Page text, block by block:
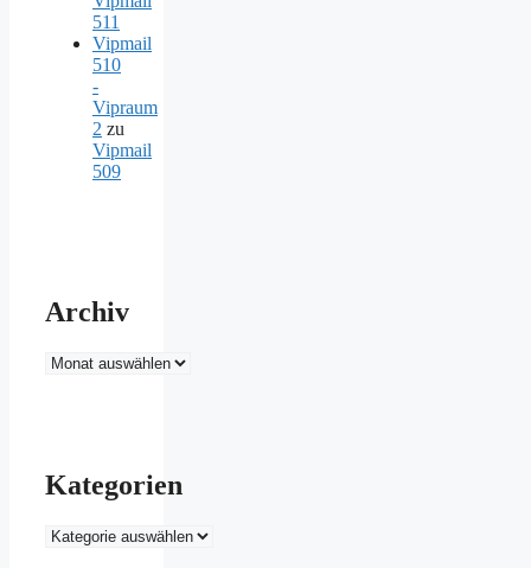
511
Vipmail
510
-
Vipraum
2 zu
Vipmail
509
Archiv
Archiv
Kategorien
Kategorien